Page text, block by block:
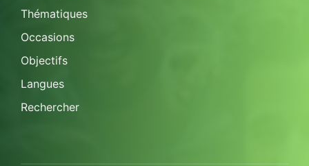
Thématiques
Occasions
Objectifs
Langues
Rechercher